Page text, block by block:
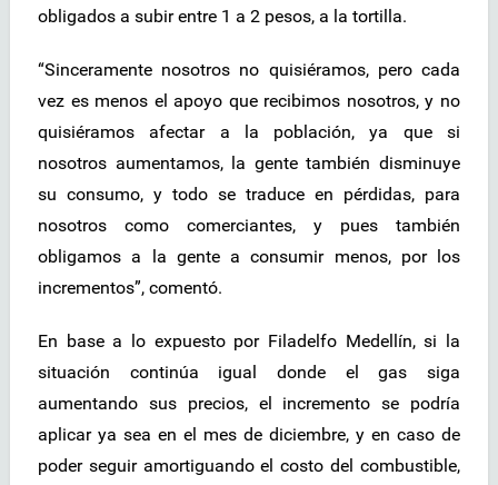
obligados a subir entre 1 a 2 pesos, a la tortilla.
“Sinceramente nosotros no quisiéramos, pero cada
vez es menos el apoyo que recibimos nosotros, y no
quisiéramos afectar a la población, ya que si
nosotros aumentamos, la gente también disminuye
su consumo, y todo se traduce en pérdidas, para
nosotros como comerciantes, y pues también
obligamos a la gente a consumir menos, por los
incrementos”, comentó.
En base a lo expuesto por Filadelfo Medellín, si la
situación continúa igual donde el gas siga
aumentando sus precios, el incremento se podría
aplicar ya sea en el mes de diciembre, y en caso de
poder seguir amortiguando el costo del combustible,